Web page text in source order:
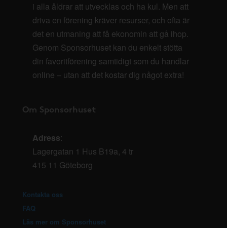
i alla åldrar att utvecklas och ha kul. Men att
driva en förening kräver resurser, och ofta är
det en utmaning att få ekonomin att gå ihop.
Genom Sponsorhuset kan du enkelt stötta
din favoritförening samtidigt som du handlar
online – utan att det kostar dig något extra!
Om Sponsorhuset
Adress:
Lagergatan 1 Hus B19a, 4 tr
415 11 Göteborg
Kontakta oss
FAQ
Läs mer om Sponsorhuset